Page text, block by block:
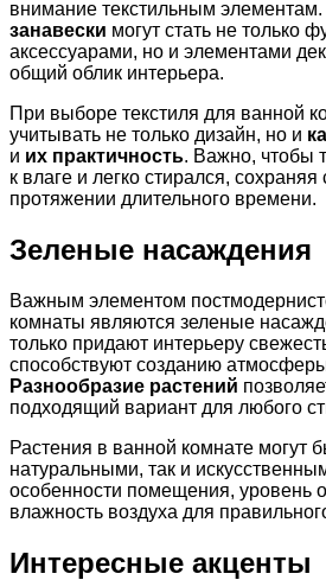
внимание текстильным элементам.
занавески могут стать не только
аксессуарами, но и элементами
общий облик интерьера.
При выборе текстиля для ванной
учитывать не только дизайн, но и
и их практичность. Важно, чтобы
к влаге и легко стирался,
протяжении длительного времени.
Зеленые насаждения
Важным элементом
комнаты являются зеленые
только придают интерьеру
способствуют созданию
Разнообразие растений
подходящий вариант для любого
Растения в ванной комнате могут
натуральными, так и
особенности помещения, уровень
влажность воздуха для
Интересные акценты